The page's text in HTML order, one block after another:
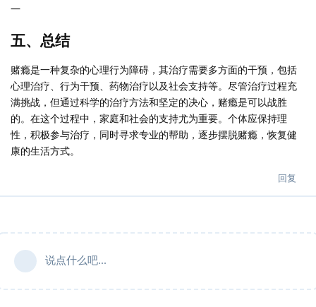
—
五、总结
赌瘾是一种复杂的心理行为障碍，其治疗需要多方面的干预，包括
心理治疗、行为干预、药物治疗以及社会支持等。尽管治疗过程充
满挑战，但通过科学的治疗方法和坚定的决心，赌瘾是可以战胜
的。在这个过程中，家庭和社会的支持尤为重要。个体应保持理
性，积极参与治疗，同时寻求专业的帮助，逐步摆脱赌瘾，恢复健
康的生活方式。
回复
说点什么吧...